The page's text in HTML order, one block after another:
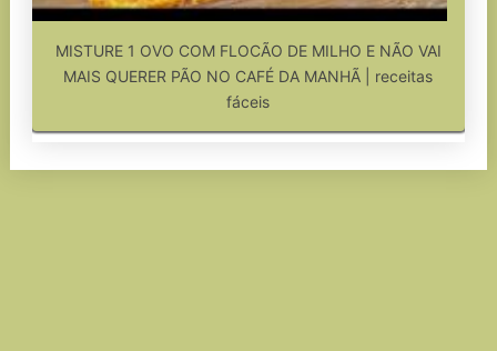
MISTURE 1 OVO COM FLOCÃO DE MILHO E NÃO VAI
MAIS QUERER PÃO NO CAFÉ DA MANHÃ | receitas
fáceis